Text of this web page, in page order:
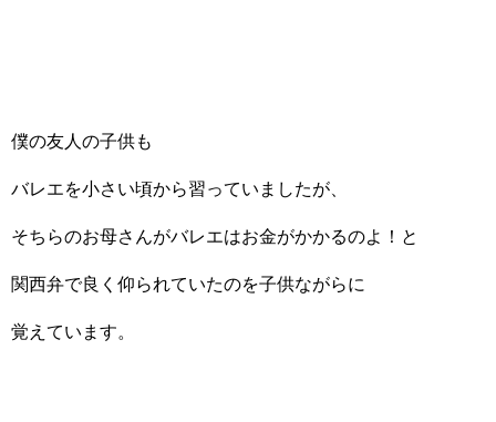
僕の友人の子供も
バレエを小さい頃から習っていましたが、
そちらのお母さんがバレエはお金がかかるのよ！と
関西弁で良く仰られていたのを子供ながらに
覚えています。